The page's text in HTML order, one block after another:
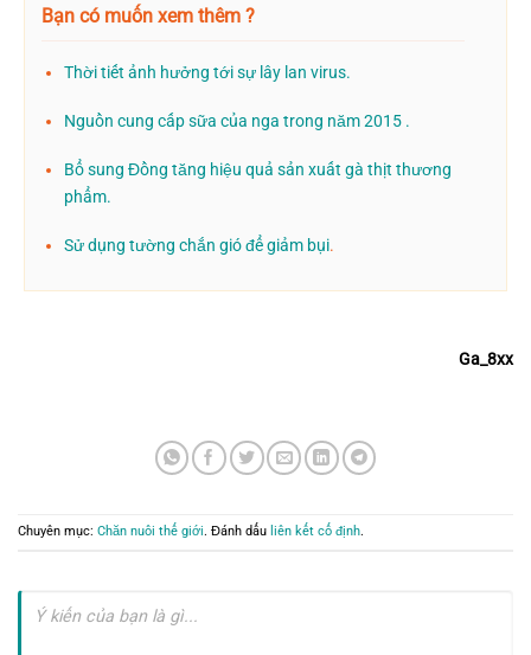
Bạn có muốn xem thêm ?
Thời tiết ảnh hưởng tới sự lây lan virus.
Nguồn cung cấp sữa của nga trong năm 2015 .
Bổ sung Đồng tăng hiệu quả sản xuất gà thịt thương
phẩm.
Sử dụng tường chắn gió để giảm bụi.
Ga_8xx
Chuyên mục: Chăn nuôi thế giới. Đánh dấu liên kết cố định.